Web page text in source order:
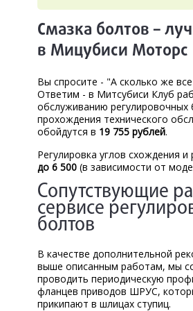
Смазка болтов –
в Мицубиси Моторс
Вы спросите - "А сколько же
Ответим - в Митсубиси Клуб
обслуживанию регулировочных
прохождения технического
обойдутся в 19 755 рублей.
Регулировка углов схождения и
до 6 500 (в зависимости от
Сопутствующие
сервисе
болтов
В качестве дополнительной
выше описанным работам, мы
проводить периодическую
фланцев приводов ШРУС,
прикипают в шлицах ступиц.